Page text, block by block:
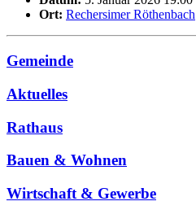
Ort: Rechersimer Röthenbach
Gemeinde
Aktuelles
Rathaus
Bauen & Wohnen
Wirtschaft & Gewerbe